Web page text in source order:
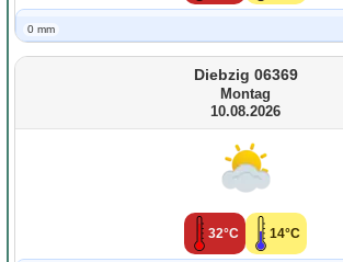
0 mm
Diebzig 06369
Montag
10.08.2026
32°C 14°C